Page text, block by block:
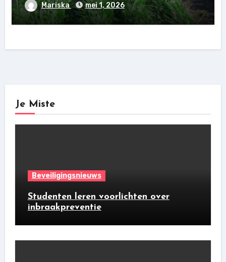
Mariska mei 1, 2026
Je Miste
Beveiligingsnieuws
Studenten leren voorlichten over
inbraakpreventie